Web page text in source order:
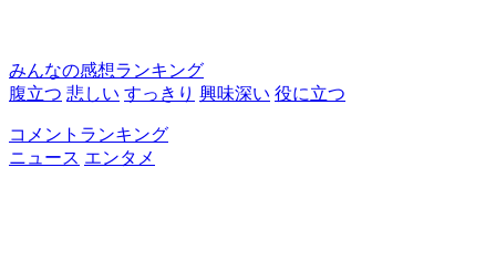
みんなの感想ランキング
腹立つ 悲しい すっきり 興味深い 役に立つ
コメントランキング
ニュース エンタメ